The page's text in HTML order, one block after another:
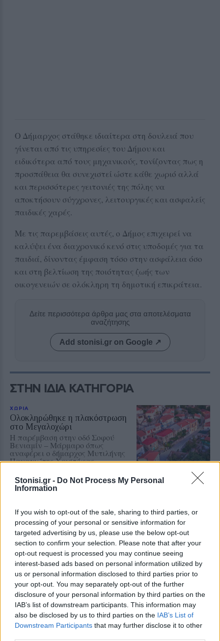
Stonisi.gr - Do Not Process My Personal
Information
If you wish to opt-out of the sale, sharing to third parties, or
processing of your personal or sensitive information for
targeted advertising by us, please use the below opt-out
section to confirm your selection. Please note that after your
opt-out request is processed you may continue seeing
interest-based ads based on personal information utilized by
us or personal information disclosed to third parties prior to
your opt-out. You may separately opt-out of the further
disclosure of your personal information by third parties on the
IAB’s list of downstream participants. This information may
also be disclosed by us to third parties on the IAB’s List of
Downstream Participants that may further disclose it to other
Ο Δήμαρχος στάθηκε ιδιαίτερα στη δουλειά που
γίνεται από τις υπηρεσίες του Δήμου και
ειδικότερα από τους μηχανικούς, τονίζοντας πως η
προσπάθεια θα συνεχιστεί ώστε κάθε χωριό αλλά
και περισσότερες γειτονιές της πόλης να
αποκτήσουν σύγχρονες, λειτουργικές και ασφαλείς
παιδικές χαρές.
Με τις παρεμβάσεις αυτές, ο Δήμος επιχειρεί να
καλύψει ένα διαχρονικό κενό στις υποδομές για τα
παιδιά, δίνοντας έμφαση τόσο στην ασφάλεια όσο
και στη βελτίωση της ποιότητας ζωής των
οικογενειών σε ολόκληρη τη δημοτική επικράτεια.
Δείτε περισσότερα άρθρα μας στα αποτελέσματα
αναζήτησης
Add stonisi.gr on Google ↗
ΣΤΗΝ ΙΔΙΑ ΚΑΤΗΓΟΡΙΑ
ΧΩΡΙΑ
Ολοκληρώθηκε η πλακόστρωση
στο Μεγαλοχώρι
Η παρέμβαση στην οδό Σοφού
Βενιαμίν – Μάρμαρο όπως
αναφέρει ο δήμαρχος Μυτιλήνης
Παναγιώτης Χριστόφας
Κατασκήνωση Νέων των
Παγκόσμιων Γεωπάρκων
UNESCO
Μαθητές του Πρότυπου ΓΕΛ
Μυτιλήνης παρουσίασαν το
Απολιθωμένο Δάσος και τη
συμβολή του στη μελέτη της
κλιματικής αλλαγής
ΧΩΡΙΑ
Η Αγιάσος τίμησε τη
Μεταμόρφωση του Σωτήρος
Η καθιερωμένη περιφορά της